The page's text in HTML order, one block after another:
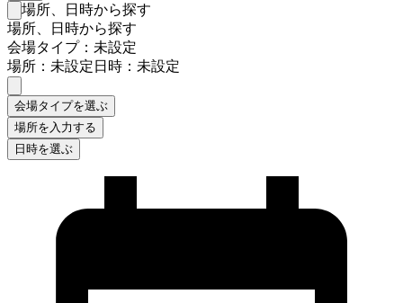
検索フォームを閉じる
場所、日時から探す
場所、日時から探す
会場タイプ：未設定
場所：未設定日時：未設定
会場タイプを選ぶ
場所を入力する
日時を選ぶ